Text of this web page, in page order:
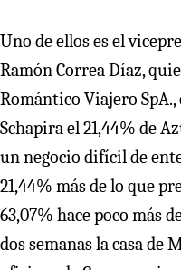
Uno de ellos es el
Ramón Correa Díaz,
Romántico Viajero
Schapira el 21,44% de
un negocio difícil de
21,44% más de lo que
63,07% hace poco más
dos semanas la casa de